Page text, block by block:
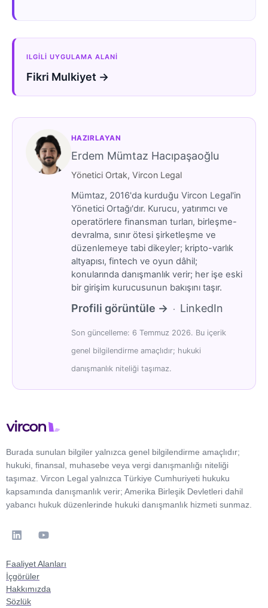
ILGILI UYGULAMA ALANI
Fikri Mulkiyet →
HAZIRLAYAN
Erdem Mümtaz Hacıpaşaoğlu
Yönetici Ortak, Vircon Legal
Mümtaz, 2016'da kurduğu Vircon Legal'in
Yönetici Ortağı'dır. Kurucu, yatırımcı ve
operatörlere finansman turları, birleşme-
devralma, sınır ötesi şirketleşme ve
düzenlemeye tabi dikeyler; kripto-varlık
altyapısı, fintech ve oyun dâhil;
konularında danışmanlık verir; her işe eski
bir girişim kurucusunun bakışını taşır.
Profili görüntüle → · LinkedIn
Son güncelleme: 6 Temmuz 2026. Bu içerik
genel bilgilendirme amaçlıdır; hukuki
danışmanlık niteliği taşımaz.
Burada sunulan bilgiler yalnızca genel bilgilendirme amaçlıdır;
hukuki, finansal, muhasebe veya vergi danışmanlığı niteliği
taşımaz. Vircon Legal yalnızca Türkiye Cumhuriyeti hukuku
kapsamında danışmanlık verir; Amerika Birleşik Devletleri dahil
yabancı hukuk düzenlerinde hukuki danışmanlık hizmeti sunmaz.
Faaliyet Alanları
İçgörüler
Hakkımızda
Sözlük